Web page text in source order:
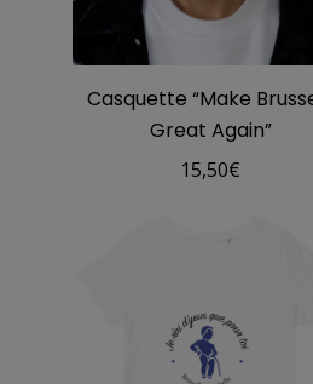
Casquette “Make
Great Again”
15,50€